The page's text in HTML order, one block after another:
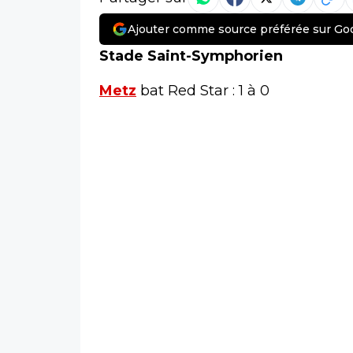
Ajouter comme source préférée sur
Stade Saint-Symphorien
Metz bat Red Star : 1 à 0